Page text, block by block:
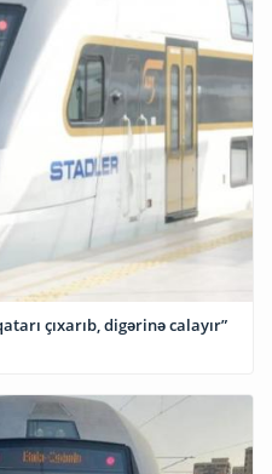
çıxarıb, digərinə calayır”